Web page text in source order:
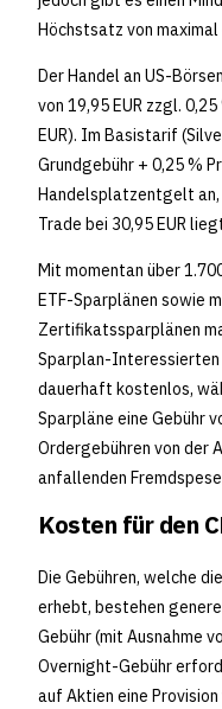
Höchstsatz von maximal
Der Handel an US-
von 19,95 EUR zzgl.
EUR). Im Basistarif
Grundgebühr + 0,25 %
Handelsplatzentgelt
Trade bei 30,95 EUR
Mit momentan über
ETF-Sparplänen sowie
Zertifikatssparplänen
Sparplan-Interessierten
dauerhaft kostenlos,
Sparpläne eine Gebühr
Ordergebühren von der
anfallenden
Kosten für den
Die Gebühren, welche
erhebt, bestehen
Gebühr (mit Ausnahme
Overnight-Gebühr
auf Aktien eine